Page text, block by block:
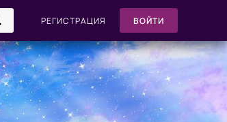
РЕГИСТРАЦИЯ ВОЙТИ